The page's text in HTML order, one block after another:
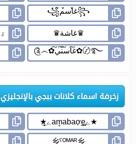
زخرفة اسماء كلانات ببجي بالإنجليزي